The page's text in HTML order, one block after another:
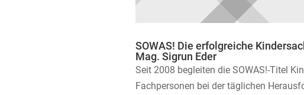
SOWAS! Die erfolgreiche
Mag. Sigrun Eder
Seit 2008 begleiten die SOWAS!-Titel
Fachpersonen bei der täglichen